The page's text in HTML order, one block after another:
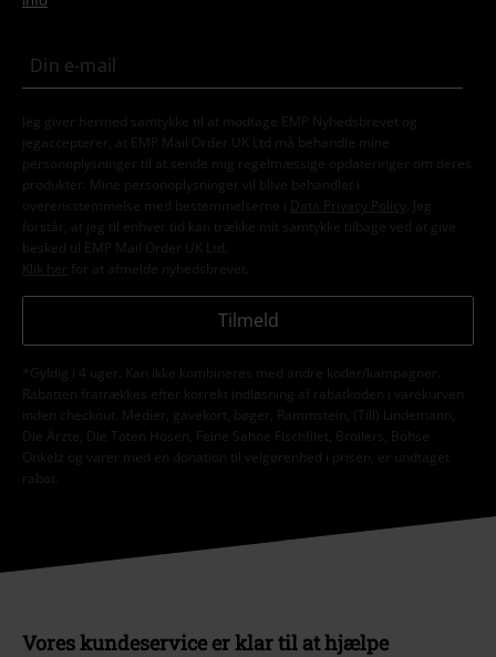
Jeg giver hermed samtykke til at modtage EMP Nyhedsbrevet og
jegaccepterer, at EMP Mail Order UK Ltd må behandle mine
personoplysninger til at sende mig regelmæssige opdateringer om deres
produkter. Mine personoplysninger vil blive behandlet i
overensstemmelse med bestemmelserne i
Data Privacy Policy
. Jeg
forstår, at jeg til enhver tid kan trække mit samtykke tilbage ved at give
besked til EMP Mail Order UK Ltd.
Klik her
for at afmelde nyhedsbrevet.
Tilmeld
*Gyldig i 4 uger. Kan ikke kombineres med andre koder/kampagner.
Rabatten fratrækkes efter korrekt indløsning af rabatkoden i varekurven
inden checkout. Medier, gavekort, bøger, Rammstein, (Till) Lindemann,
Die Ärzte, Die Toten Hosen, Feine Sahne Fischfilet, Broilers, Böhse
Onkelz og varer med en donation til velgørenhed i prisen, er undtaget
rabat.
Vores kundeservice er klar til at hjælpe